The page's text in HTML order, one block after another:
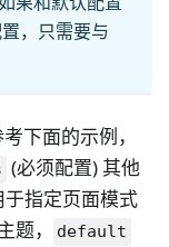
，只需要与
下面的示例，
(必须配置) 其他
于指定页面模式
题， default